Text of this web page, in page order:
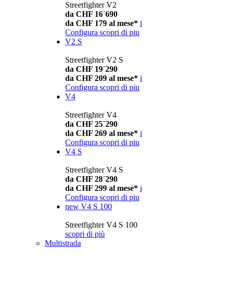
Streetfighter V2
da CHF 16´690
da CHF 179 al mese* i
Configura scopri di piu
V2 S
Streetfighter V2 S
da CHF 19´290
da CHF 209 al mese* i
Configura scopri di piu
V4
Streetfighter V4
da CHF 25´290
da CHF 269 al mese* i
Configura scopri di piu
V4 S
Streetfighter V4 S
da CHF 28´290
da CHF 299 al mese* i
Configura scopri di piu
new V4 S 100
Streetfighter V4 S 100
scopri di più
Multistrada